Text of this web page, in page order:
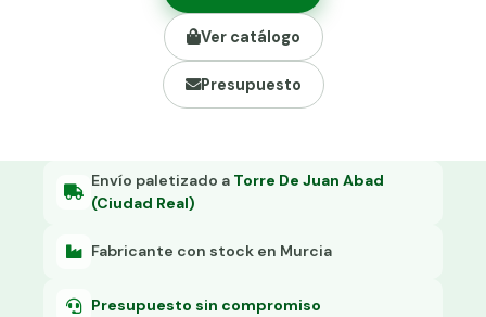
Grapa malla H.
Grapadora
Ver catálogo
Presupuesto
Envío paletizado a Torre De Juan Abad
(Ciudad Real)
Fabricante con stock en Murcia
Presupuesto sin compromiso